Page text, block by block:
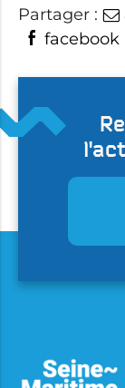
Partager :
facebook